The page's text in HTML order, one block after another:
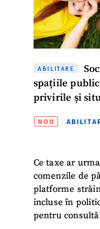
ABILITARE
spațiile
privirile și
NOU
Ce taxe ar
comenzile de
platforme
incluse în
pentru